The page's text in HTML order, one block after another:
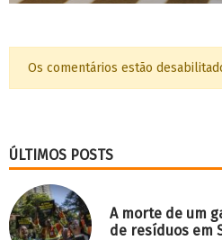
Os comentários estão
ÚLTIMOS POSTS
A morte de um
de resíduos em